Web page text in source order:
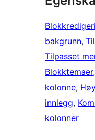
bakgrunn,
Tilpasset
Blokktemaer,
kolonne,
innlegg,
kolonner